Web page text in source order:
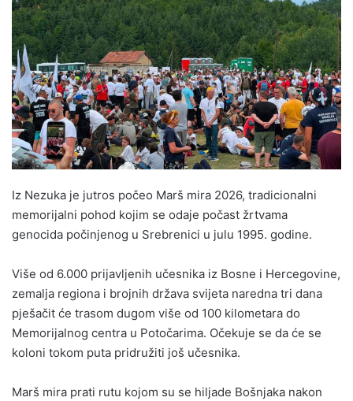
Iz Nezuka je jutros počeo Marš mira 2026, tradicionalni
memorijalni pohod kojim se odaje počast žrtvama
genocida počinjenog u Srebrenici u julu 1995. godine.
Više od 6.000 prijavljenih učesnika iz Bosne i Hercegovine,
zemalja regiona i brojnih država svijeta naredna tri dana
pješačit će trasom dugom više od 100 kilometara do
Memorijalnog centra u Potočarima. Očekuje se da će se
koloni tokom puta pridružiti još učesnika.
Marš mira prati rutu kojom su se hiljade Bošnjaka nakon